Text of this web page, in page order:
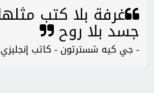
غرفة بلا كتب
جسد بلا روح
- جي كيه شسترتون - كاتب إنجليزي